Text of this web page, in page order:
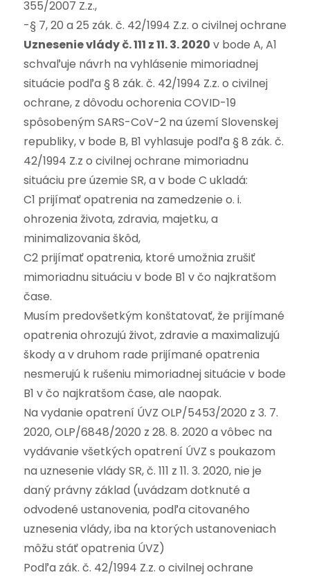
355/2007 Z.z.,
-§ 7, 20 a 25 zák. č. 42/1994 Z.z. o civilnej ochrane
Uznesenie vlády č. 111 z 11. 3. 2020 v bode A, A1
schvaľuje návrh na vyhlásenie mimoriadnej
situácie podľa § 8 zák. č. 42/1994 Z.z. o civilnej
ochrane, z dôvodu ochorenia COVID-19
spôsobeným SARS-CoV-2 na území Slovenskej
republiky, v bode B, B1 vyhlasuje podľa § 8 zák. č.
42/1994 Z.z o civilnej ochrane mimoriadnu
situáciu pre územie SR, a v bode C ukladá:
C1 prijímať opatrenia na zamedzenie o. i.
ohrozenia života, zdravia, majetku, a
minimalizovania škôd,
C2 prijímať opatrenia, ktoré umožnia zrušiť
mimoriadnu situáciu v bode B1 v čo najkratšom
čase.
Musím predovšetkým konštatovať, že prijímané
opatrenia ohrozujú život, zdravie a maximalizujú
škody a v druhom rade prijímané opatrenia
nesmerujú k rušeniu mimoriadnej situácie v bode
B1 v čo najkratšom čase, ale naopak.
Na vydanie opatrení ÚVZ OLP/5453/2020 z 3. 7.
2020, OLP/6848/2020 z 28. 8. 2020 a vôbec na
vydávanie všetkých opatrení ÚVZ s poukazom
na uznesenie vlády SR, č. 111 z 11. 3. 2020, nie je
daný právny základ (uvádzam dotknuté a
odvodené ustanovenia, podľa citovaného
uznesenia vlády, iba na ktorých ustanoveniach
môžu stáť opatrenia ÚVZ)
Podľa zák. č. 42/1994 Z.z. o civilnej ochrane